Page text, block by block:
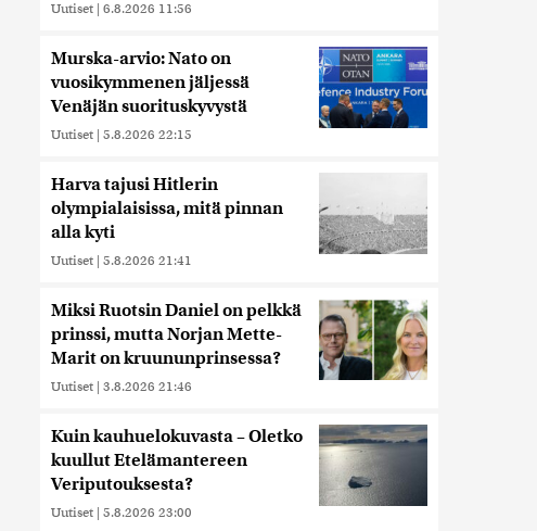
Uutiset | 6.8.2026 11:56
Murska-arvio: Nato on
vuosikymmenen jäljessä
Venäjän suorituskyvystä
Uutiset | 5.8.2026 22:15
Harva tajusi Hitlerin
olympialaisissa, mitä pinnan
alla kyti
Uutiset | 5.8.2026 21:41
Miksi Ruotsin Daniel on pelkkä
prinssi, mutta Norjan Mette-
Marit on kruununprinsessa?
Uutiset | 3.8.2026 21:46
Kuin kauhuelokuvasta – Oletko
kuullut Etelämantereen
Veriputouksesta?
Uutiset | 5.8.2026 23:00